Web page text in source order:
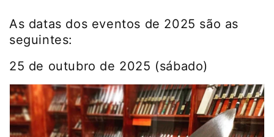
As datas dos eventos de 2025 são as
seguintes:
25 de outubro de 2025 (sábado)